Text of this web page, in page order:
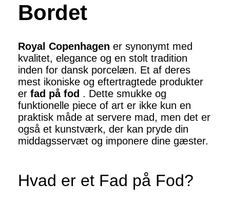
Bordet
Royal Copenhagen er synonymt med
kvalitet, elegance og en stolt tradition
inden for dansk porcelæn. Et af deres
mest ikoniske og eftertragtede produkter
er fad på fod . Dette smukke og
funktionelle piece of art er ikke kun en
praktisk måde at servere mad, men det er
også et kunstværk, der kan pryde din
middagsservæt og imponere dine gæster.
Hvad er et Fad på Fod?